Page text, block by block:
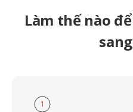
Làm thế nào
1